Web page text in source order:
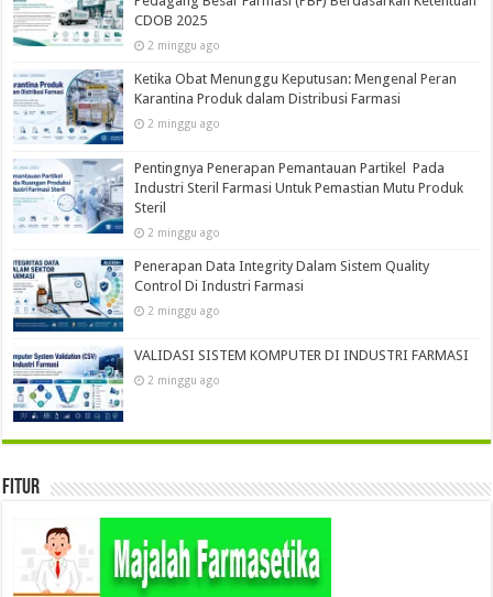
CDOB 2025
2 minggu ago
Ketika Obat Menunggu Keputusan: Mengenal Peran
Karantina Produk dalam Distribusi Farmasi
2 minggu ago
Pentingnya Penerapan Pemantauan Partikel Pada
Industri Steril Farmasi Untuk Pemastian Mutu Produk
Steril
2 minggu ago
Penerapan Data Integrity Dalam Sistem Quality
Control Di Industri Farmasi
2 minggu ago
VALIDASI SISTEM KOMPUTER DI INDUSTRI FARMASI
2 minggu ago
Fitur